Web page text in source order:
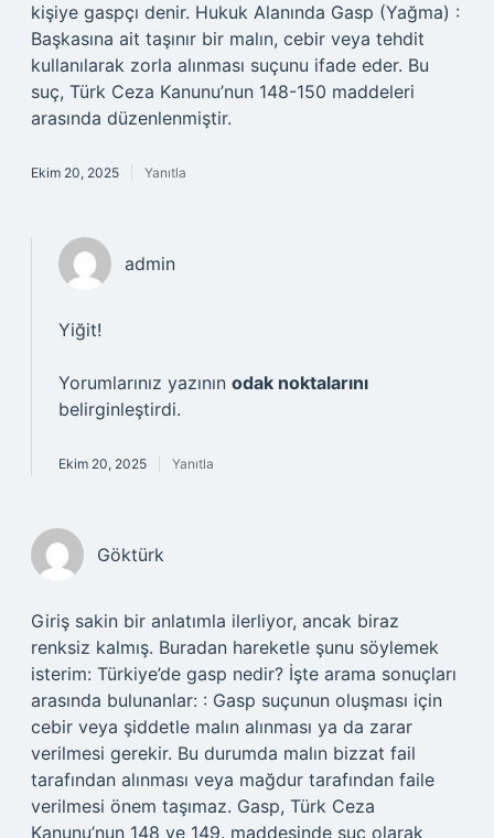
kişiye gaspçı denir. Hukuk Alanında Gasp (Yağma) :
Başkasına ait taşınır bir malın, cebir veya tehdit
kullanılarak zorla alınması suçunu ifade eder. Bu
suç, Türk Ceza Kanunu’nun 148-150 maddeleri
arasında düzenlenmiştir.
Ekim 20, 2025 Yanıtla
admin
Yiğit!
Yorumlarınız yazının odak noktalarını
belirginleştirdi.
Ekim 20, 2025 Yanıtla
Göktürk
Giriş sakin bir anlatımla ilerliyor, ancak biraz
renksiz kalmış. Buradan hareketle şunu söylemek
isterim: Türkiye’de gasp nedir? İşte arama sonuçları
arasında bulunanlar: : Gasp suçunun oluşması için
cebir veya şiddetle malın alınması ya da zarar
verilmesi gerekir. Bu durumda malın bizzat fail
tarafından alınması veya mağdur tarafından faile
verilmesi önem taşımaz. Gasp, Türk Ceza
Kanunu’nun 148 ve 149. maddesinde suç olarak